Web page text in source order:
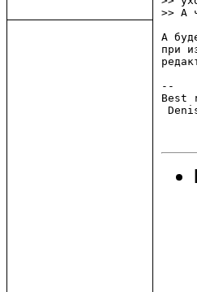
>> А
А
при
--
Best